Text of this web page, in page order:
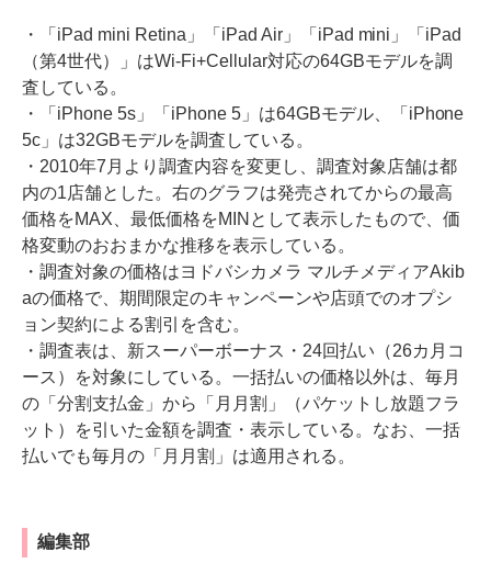
・「iPad mini Retina」「iPad Air」「iPad mini」「iPad
（第4世代）」はWi-Fi+Cellular対応の64GBモデルを調
査している。
・「iPhone 5s」「iPhone 5」は64GBモデル、「iPhone
5c」は32GBモデルを調査している。
・2010年7月より調査内容を変更し、調査対象店舗は都
内の1店舗とした。右のグラフは発売されてからの最高
価格をMAX、最低価格をMINとして表示したもので、価
格変動のおおまかな推移を表示している。
・調査対象の価格はヨドバシカメラ マルチメディアAkib
aの価格で、期間限定のキャンペーンや店頭でのオプシ
ョン契約による割引を含む。
・調査表は、新スーパーボーナス・24回払い（26カ月コ
ース）を対象にしている。一括払いの価格以外は、毎月
の「分割支払金」から「月月割」（パケットし放題フラ
ット）を引いた金額を調査・表示している。なお、一括
払いでも毎月の「月月割」は適用される。
編集部